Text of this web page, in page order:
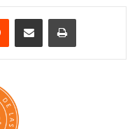
Reddit Share via Email Print